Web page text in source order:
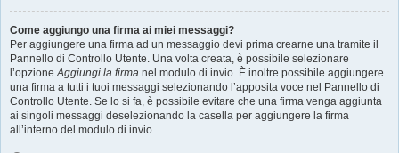
Come aggiungo una firma ai miei messaggi?
Per aggiungere una firma ad un messaggio devi prima crearne una tramite il
Pannello di Controllo Utente. Una volta creata, è possibile selezionare
l’opzioneAggiungi la firma nel modulo di invio. È inoltre possibile aggiungere
una firma a tutti i tuoi messaggi selezionando l’apposita voce nel Pannello di
Controllo Utente. Se lo si fa, è possibile evitare che una firma venga aggiunta
ai singoli messaggi deselezionando la casella per aggiungere la firma
all’interno del modulo di invio.